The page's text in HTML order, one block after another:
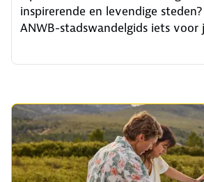
inspirerende en levendige
ANWB-stadswandelgids iets voor